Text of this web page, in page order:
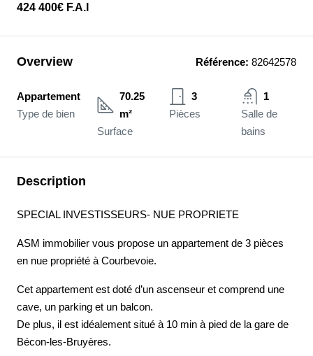
424 400€ F.A.I
Overview Référence: 82642578
Appartement
Type de bien
70.25
m²
Surface
3
Pièces
1
Salle de
bains
Description
SPECIAL INVESTISSEURS- NUE PROPRIETE
ASM immobilier vous propose un appartement de 3 pièces
en nue propriété à Courbevoie.
Cet appartement est doté d’un ascenseur et comprend une
cave, un parking et un balcon.
De plus, il est idéalement situé à 10 min à pied de la gare de
Bécon-les-Bruyères.